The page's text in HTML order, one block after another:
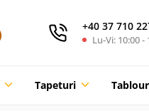
+40 37 710
Lu-Vi: 10:00 -
Tapeturi